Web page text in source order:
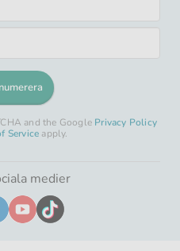
and the Google Privacy Policy
Service apply.
medier